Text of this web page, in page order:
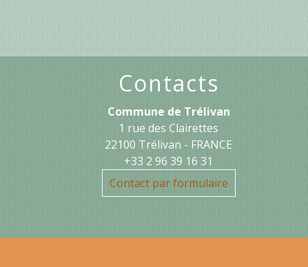
Contacts
Commune de Trélivan
1 rue des Clairettes
22100 Trélivan - FRANCE
+33 2 96 39 16 31
Contact par formulaire